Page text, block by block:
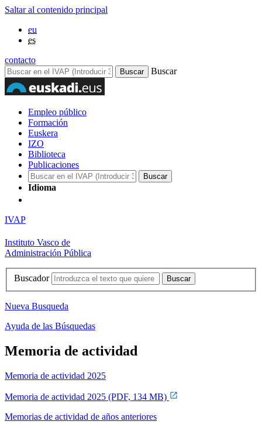
Saltar al contenido principal
eu
es
contacto
Buscar
Empleo público
Formación
Euskera
IZO
Biblioteca
Publicaciones
Idioma
IVAP
Instituto Vasco de
Administración Pública
Buscador
Nueva Busqueda
Ayuda de las Búsquedas
Memoria de actividad
Memoria de actividad 2025
Memoria de actividad 2025 (PDF, 134 MB)
Memorias de actividad de años anteriores